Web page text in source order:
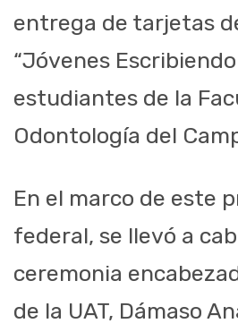
entrega de tarjetas
“Jóvenes
estudiantes de la
Odontología del
En el marco de este
federal, se llevó a
ceremonia
de la UAT, Dámaso